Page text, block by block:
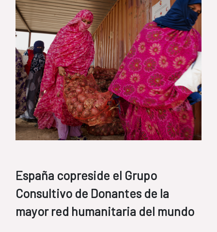
España copreside el Grupo
Consultivo de Donantes de la
mayor red humanitaria del mundo